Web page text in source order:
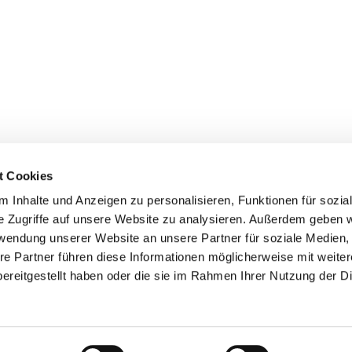
Cookies
Inhalte und Anzeigen zu personalisieren, Funktionen für
Zugriffe auf unsere Website zu analysieren. Außerdem geben
unserer Website an unsere Partner für soziale Medien,
Partner führen diese Informationen möglicherweise mit
haben oder die sie im Rahmen Ihrer Nutzung der
Ihr direkter Draht zu:
Schuldekanat
EJÜS - Bezirksjugend
Datenschutzerklärung ChurchDesk-Login